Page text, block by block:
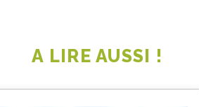
A LIRE AUSSI !